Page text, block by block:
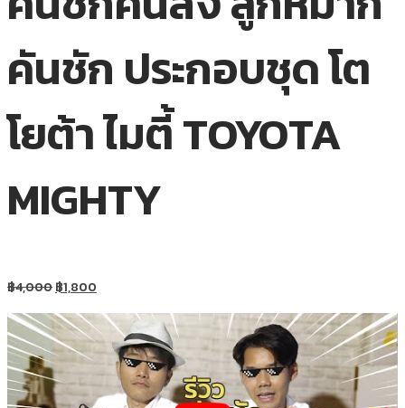
คันชัก ประกอบชุด โต
โยต้า ไมตี้ TOYOTA
MIGHTY
฿4,000฿1,800